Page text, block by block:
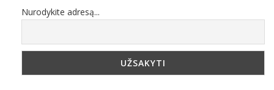
Nurodykite adresą...